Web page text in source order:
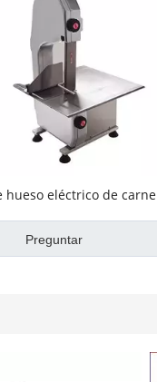
hueso eléctrico de carne
Preguntar